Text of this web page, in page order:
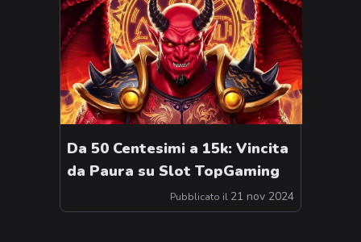
Da 50 Centesimi a 15k: Vincita
da Paura su Slot TopGaming
Pubblicato il 21 nov 2024